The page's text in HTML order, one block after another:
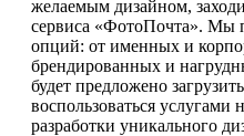
желаемым дизайном,
сервиса «ФотоПочта». Мы
опций: от именных и
брендированных и
будет предложено
воспользоваться услугами
разработки уникального